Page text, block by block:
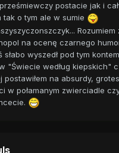
postacie jak i
tak o tym ale w sumie
Rozumiem
na ocenę czarnego
wyszedł pod tym
"Świecie według kiepskich"
postawiłem na absurdy,
w połamanym zwierciadle